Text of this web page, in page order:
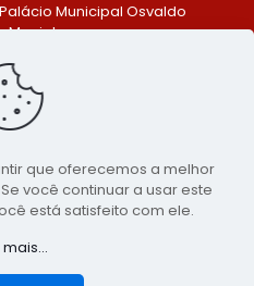
Palácio Municipal Osvaldo
Maciel
- PE. CEP: 553370-128
(81) 99548-1569
de Comunicação da
Bento do Una - PE
- Agência Digital
que oferecemos a melhor
você continuar a usar este
está satisfeito com ele.